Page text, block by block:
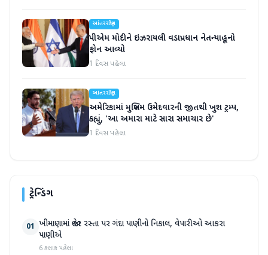
આંતરરાષ્ટ્રીય
પીએમ મોદીને ઇઝરાયલી વડાપ્રધાન નેતન્યાહૂનો
ફોન આવ્યો
1 દિવસ પહેલા
આંતરરાષ્ટ્રીય
અમેરિકામાં મુસ્લિમ ઉમેદવારની જીતથી ખુશ ટ્રમ્પ,
કહ્યું, 'આ અમારા માટે સારા સમાચાર છે'
1 દિવસ પહેલા
ટ્રેન્ડિંગ
01 ખીમાણામાં જાહેર રસ્તા પર ગંદા પાણીનો નિકાલ, વેપારીઓ આકરા
પાણીએ
6 કલાક પહેલા